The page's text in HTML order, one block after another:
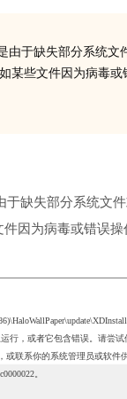
由于缺失部分系统文
某些文件因为病毒或
于缺失部分系统文
因为病毒或错误
行，或者它包含错误。请尝试
或联系你的系统管理员或软件
。